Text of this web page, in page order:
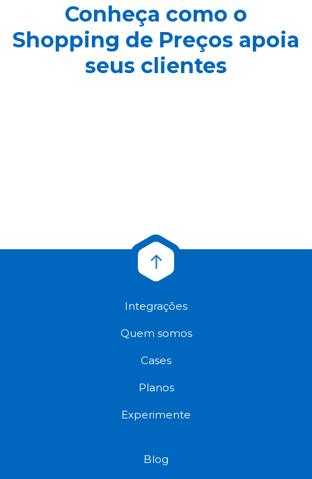
Conheça como o
Shopping de Preços apoia
seus clientes
Integrações
Quem somos
Cases
Planos
Experimente
Blog